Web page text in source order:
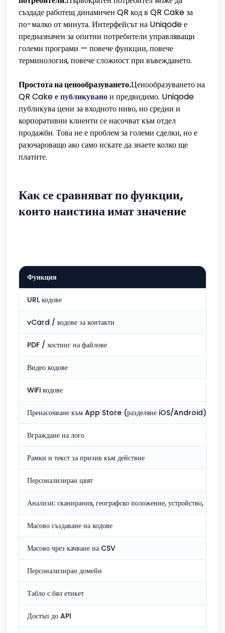
създаде работещ динамичен QR код в QR Cake за
по-малко от минута. Интерфейсът на Uniqode е
предназначен за опитни потребители управляващи
големи програми — повече функции, повече
терминология, повече сложност при въвеждането.
Простота на ценообразуването.Ценообразуването на
QR Cakeе публикуванои предвидимо. Uniqode
публикува цени за входното ниво, но средни и
корпоративни клиенти се насочват към отдел
продажби. Това не е проблем за големи сделки, но е
разочароващо ако само искате да знаете колко ще
платите.
Как се сравняват по функции,
които наистина имат значение
Функция
URL кодове
vCard / кодове за контакти
PDF / хостинг на файлове
Видео кодове
WiFi кодове
Пренасочване към App Store (разделяне iOS/Android)
Вграждане на лого
Рамки и текст за призив към действие
Персонализиран цвят
Анализи: сканирания, географско положение, устройство, време
Масово създаване на кодове
Масово чрез качване на CSV
Персонализиран домейн
Табло с бял етикет
Достъп до API